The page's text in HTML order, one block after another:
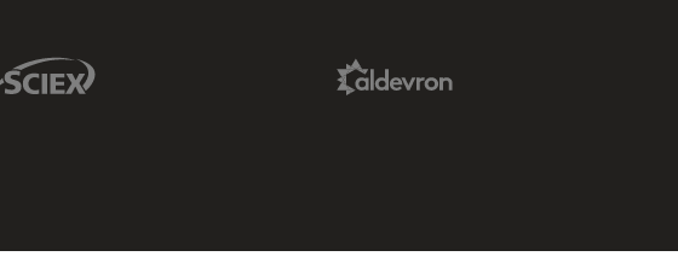
Sciex Link